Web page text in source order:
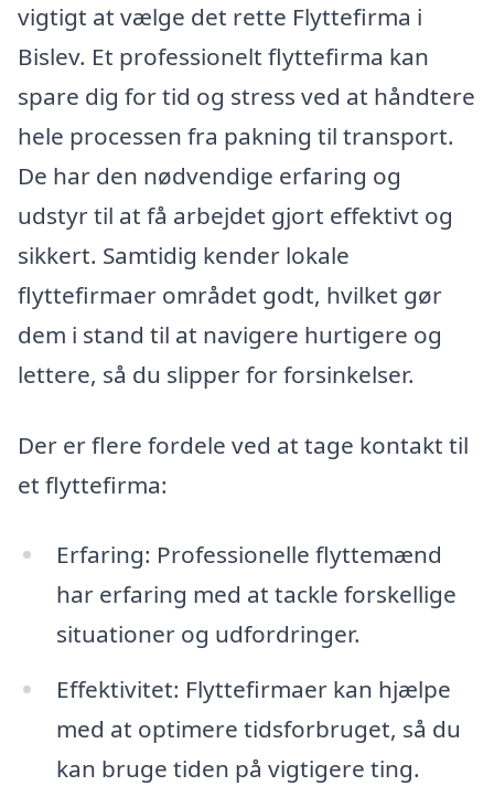
vigtigt at vælge det rette Flyttefirma i
Bislev. Et professionelt flyttefirma kan
spare dig for tid og stress ved at håndtere
hele processen fra pakning til transport.
De har den nødvendige erfaring og
udstyr til at få arbejdet gjort effektivt og
sikkert. Samtidig kender lokale
flyttefirmaer området godt, hvilket gør
dem i stand til at navigere hurtigere og
lettere, så du slipper for forsinkelser.
Der er flere fordele ved at tage kontakt til
et flyttefirma:
Erfaring: Professionelle flyttemænd
har erfaring med at tackle forskellige
situationer og udfordringer.
Effektivitet: Flyttefirmaer kan hjælpe
med at optimere tidsforbruget, så du
kan bruge tiden på vigtigere ting.